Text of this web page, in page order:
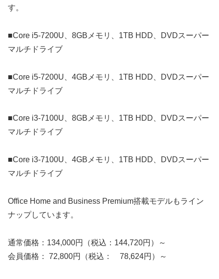
す。
■Core i5-7200U、8GBメモリ、1TB HDD、DVDスーパー
マルチドライブ
■Core i5-7200U、4GBメモリ、1TB HDD、DVDスーパー
マルチドライブ
■Core i3-7100U、8GBメモリ、1TB HDD、DVDスーパー
マルチドライブ
■Core i3-7100U、4GBメモリ、1TB HDD、DVDスーパー
マルチドライブ
Office Home and Business Premium搭載モデルもライン
ナップしています。
通常価格：134,000円（税込：144,720円）～
会員価格： 72,800円（税込： 78,624円）～